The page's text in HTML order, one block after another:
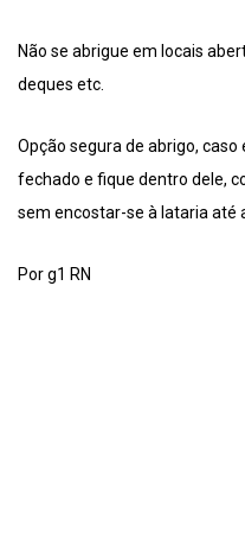
Não se abrigue em locais
deques etc.
Opção segura de abrigo,
fechado e fique dentro dele,
sem encostar-se à lataria até
Por g1 RN